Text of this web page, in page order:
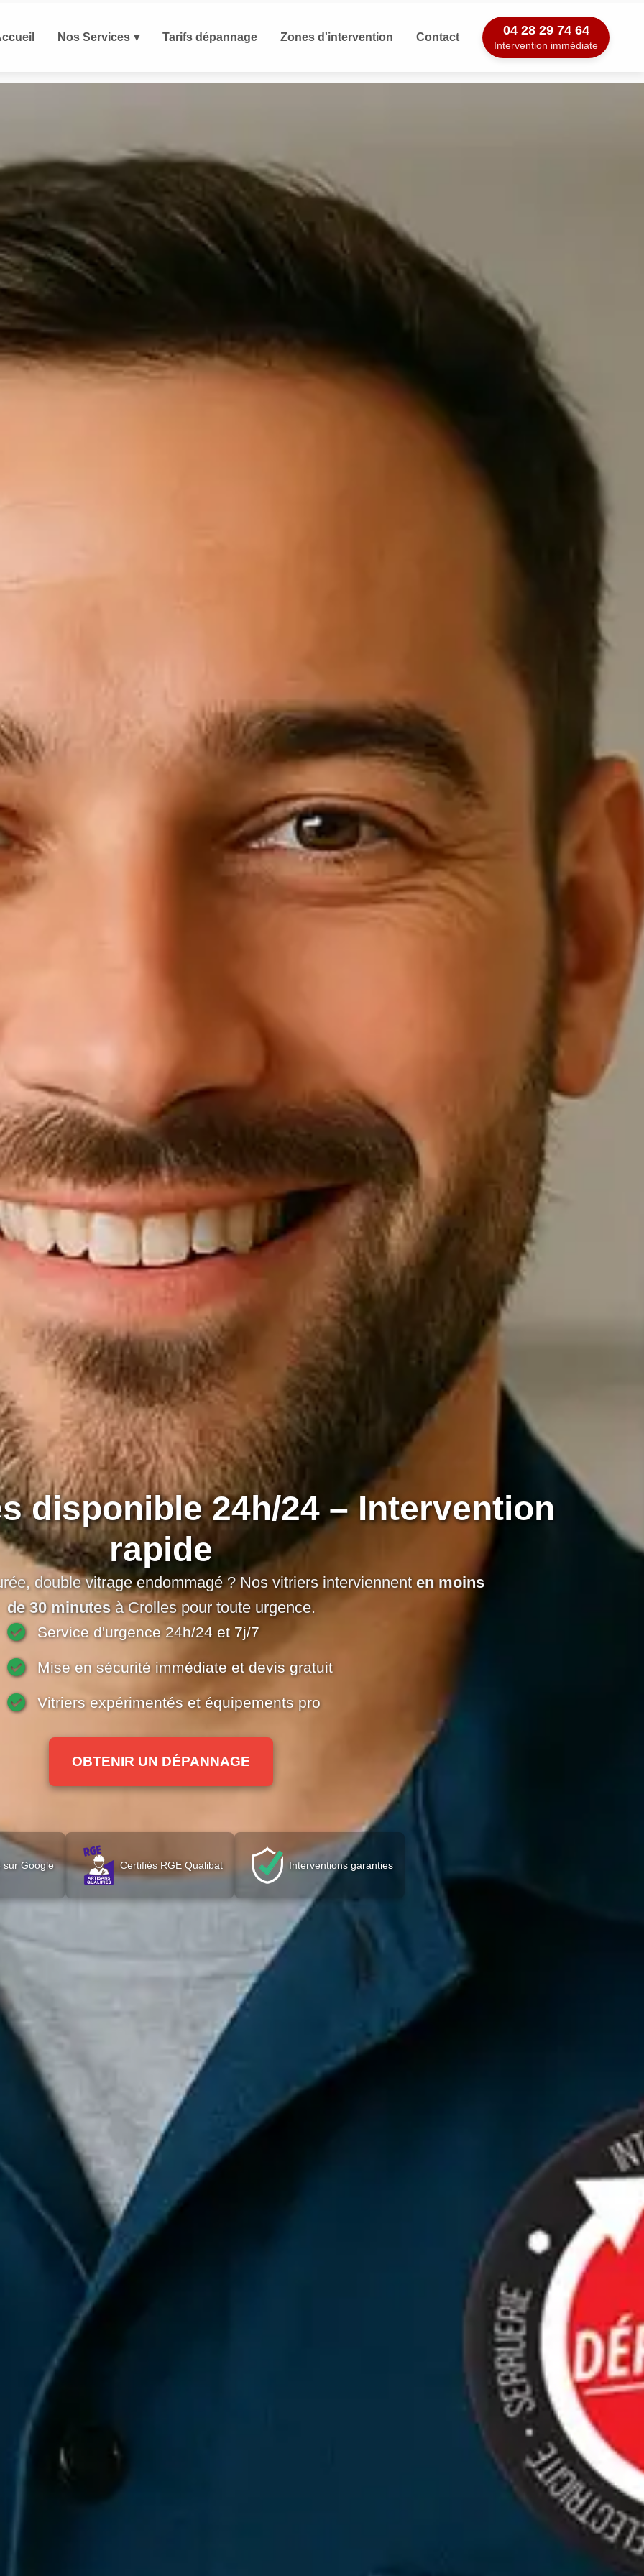
Nos Services Tarifs dépannage Zones d'intervention Contact 04 28 29 74 64
Intervention immédiate
disponible 24h/24 – Intervention
rapide
double vitrage endommagé ? Nos vitriers interviennent en moins
de 30 minutesà Crolles pour toute urgence.
Service d'urgence 24h/24 et 7j/7
Mise en sécurité immédiate et devis gratuit
Vitriers expérimentés et équipements pro
Certifiés RGE Qualibat Interventions garanties